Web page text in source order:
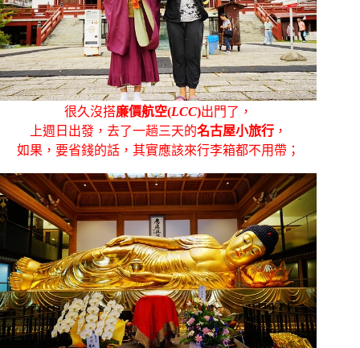
很久沒搭廉價航空(LCC)出門了，
上週日出發，去了一趟三天的名古屋小旅行 ，
如果，要省錢的話，其實應該來行李箱都不用帶；